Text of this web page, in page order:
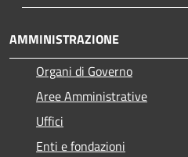
AMMINISTRAZIONE
Organi di Governo
Aree Amministrative
Uffici
Enti e fondazioni